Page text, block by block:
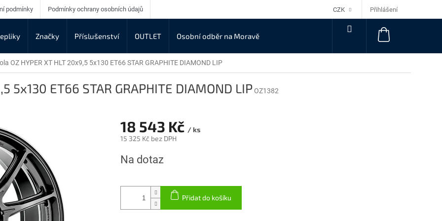
podmínky Podmínky ochrany osobních údajů CZK Přihlášení
NÁKUPNÍ
KOŠÍK
Značky Příslušenství OUTLET Osobní odběr na Moravě
OZ HYPER XT HLT 20x9,5 5x130 ET66 STAR GRAPHITE DIAMOND LIP
5x130 ET66 STAR GRAPHITE DIAMOND LIP OZ1382
18 543 Kč / ks
15 325 Kč bez DPH
cena:
Na dotaz
Přidat do košíku